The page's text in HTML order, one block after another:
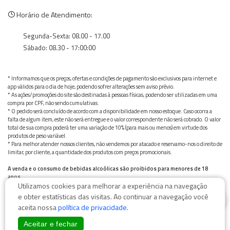
Horário de Atendimento:
Segunda-Sexta: 08.00 - 17.00
Sábado: 08.30 - 17:00:00
* Informamos que os preços, ofertas e condições de pagamento são exclusivos para internet e
app válidos para o dia de hoje, podendo sofrer alterações sem aviso prévio.
* As ações/promoções do site são destinadas à pessoas físicas, podendo ser utilizadas em uma
compra por CPF, não sendo cumulativas.
* O pedido será concluído de acordo com a disponibilidade em nosso estoque. Caso ocorra a
falta de algum item, este não será entregue e o valor correspondente não será cobrado. O valor
total de sua compra poderá ter uma variação de 10% (para mais ou menos) em virtude dos
produtos de peso variável.
* Para melhor atender nossos clientes, não vendemos por atacado e reservamo-nos o direito de
limitar, por cliente, a quantidade dos produtos com preços promocionais.
A venda e o consumo de bebidas alcoólicas são proibidos para menores de 18
anos.
Bebida alcoólica pode causar dependência química e, em excesso, provoca graves males à saúde.
Beba com moderação
Utilizamos cookies para melhorar a experiência na navegação
e obter estatísticas das visitas. Ao continuar a navegação você
aceita nossapolítica de privacidade.
Aceitar e fechar